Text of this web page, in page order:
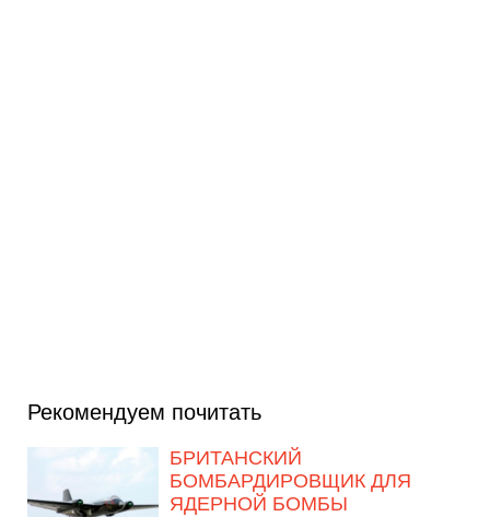
Рекомендуем почитать
БРИТАНСКИЙ
БОМБАРДИРОВЩИК ДЛЯ
ЯДЕРНОЙ БОМБЫ